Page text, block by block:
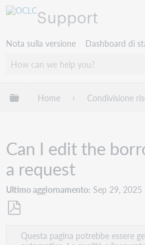
Support
Nota sulla versione Dashboard di
Espandi/comprimi la
Home Condivisione
Can I edit the
a request
Ultimo aggiornamento Sep 29, 2025
comeQuesta pagina potrebbe essere